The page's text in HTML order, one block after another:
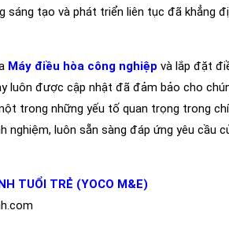
sáng tạo và phát triển liên tục đã khẳng
Máy điều hòa công nghiệp và lắp đặt
luôn được cập nhật đã đảm bảo cho
trong những yếu tố quan trọng trong
nghiệm, luôn sẵn sàng đáp ứng yêu cầu
TUỔI TRẺ (YOCO M&E)